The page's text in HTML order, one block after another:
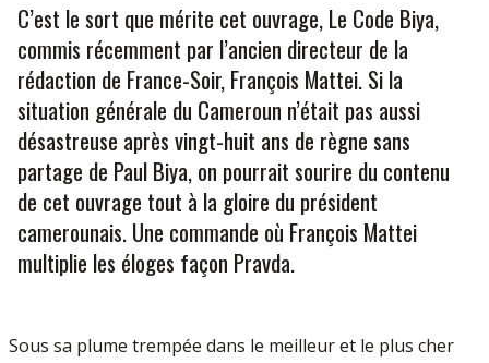
C’est le sort que mérite cet ouvrage, Le Code Biya,
commis récemment par l’ancien directeur de la
rédaction de France-Soir, François Mattei. Si la
situation générale du Cameroun n’était pas aussi
désastreuse après vingt-huit ans de règne sans
partage de Paul Biya, on pourrait sourire du contenu
de cet ouvrage tout à la gloire du président
camerounais. Une commande où François Mattei
multiplie les éloges façon Pravda.
Sous sa plume trempée dans le meilleur et le plus cher